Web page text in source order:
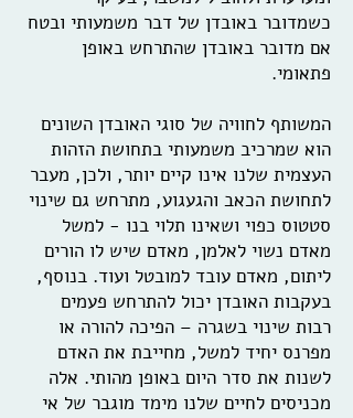
כשמדובר באובדן של דבר משמעותי ובטח
אם מדובר באובדן שהתרחש באופן
פתאומי.
המשותף לחוויה של סוגי האובדן השונים
הוא שמרכיב משמעותי בתחושת הזהות
העצמית שלנו אינו קיים יותר, ולכן, מעבר
לתחושת הכאב והגעגוע, מתרחש גם שינוי
סטטוס כפוי ושאינו תלוי בנו - למשל
מאדם נשוי לאלמן, מאדם שיש לו הורים
ליתום, מאדם עובד למובטל ועוד. בנוסף,
בעקבות האובדן יכול להתרחש פעמים
רבות שינוי בשגרה – הפיכה להורה או
מפרנס יחיד למשל, מחייבת את האדם
לשנות את סדר היום באופן מהותי. אלה
מכניסים לחיים שלנו מימד מוגבר של אי